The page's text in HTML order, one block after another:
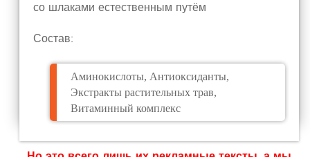
со шлаками естественным путём
Состав:
Аминокислоты, Антиоксиданты,
Экстракты растительных трав,
Витаминный комплекс